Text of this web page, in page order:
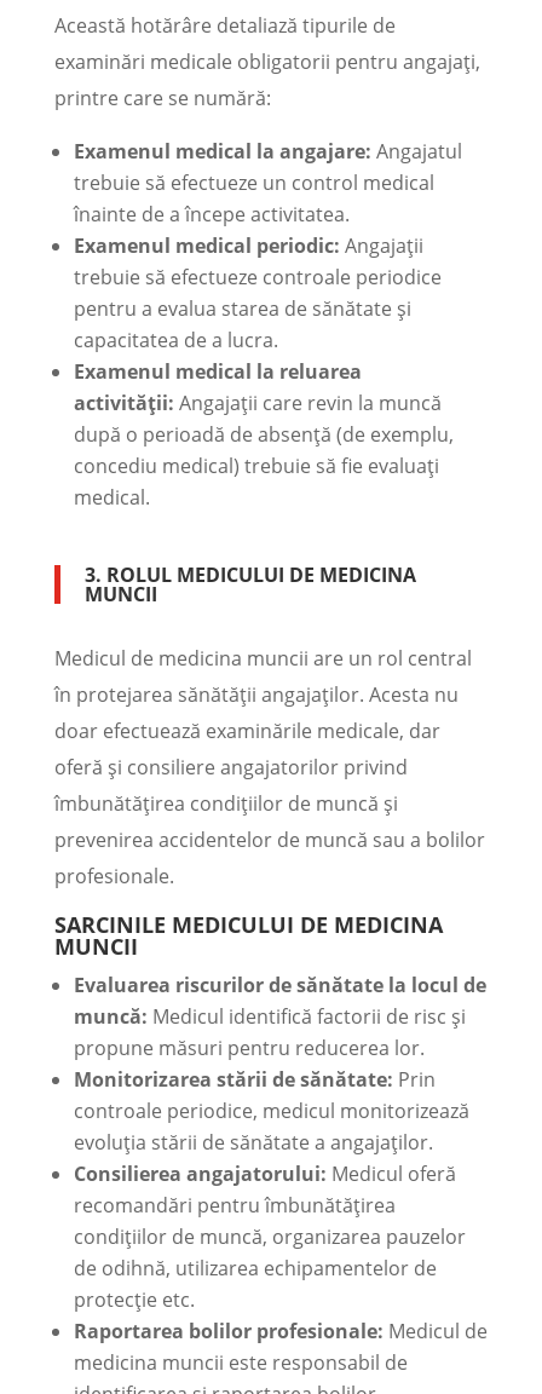
Această hotărâre detaliază tipurile de
examinări medicale obligatorii pentru angajați,
printre care se numără:
Examenul medical la angajare: Angajatul
trebuie să efectueze un control medical
înainte de a începe activitatea.
Examenul medical periodic: Angajații
trebuie să efectueze controale periodice
pentru a evalua starea de sănătate și
capacitatea de a lucra.
Examenul medical la reluarea
activității: Angajații care revin la muncă
după o perioadă de absență (de exemplu,
concediu medical) trebuie să fie evaluați
medical.
3. ROLUL MEDICULUI DE MEDICINA
MUNCII
Medicul de medicina muncii are un rol central
în protejarea sănătății angajaților. Acesta nu
doar efectuează examinările medicale, dar
oferă și consiliere angajatorilor privind
îmbunătățirea condițiilor de muncă și
prevenirea accidentelor de muncă sau a bolilor
profesionale.
SARCINILE MEDICULUI DE MEDICINA
MUNCII
Evaluarea riscurilor de sănătate la locul de
muncă: Medicul identifică factorii de risc și
propune măsuri pentru reducerea lor.
Monitorizarea stării de sănătate: Prin
controale periodice, medicul monitorizează
evoluția stării de sănătate a angajaților.
Consilierea angajatorului: Medicul oferă
recomandări pentru îmbunătățirea
condițiilor de muncă, organizarea pauzelor
de odihnă, utilizarea echipamentelor de
protecție etc.
Raportarea bolilor profesionale: Medicul de
medicina muncii este responsabil de